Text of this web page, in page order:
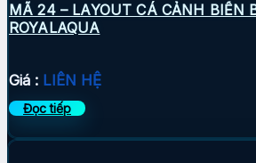
MÃ 24 – LAYOUT CÁ CẢNH BIỂN
ROYALAQUA
Giá : LIÊN HỆ
Đọc tiếp